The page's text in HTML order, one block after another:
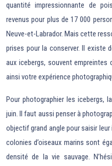
quantité impressionnante de
revenus pour plus de 17 000
Neuve-et-Labrador. Mais cette
prises pour la conserver. Il existe
aux icebergs, souvent empreintes
ainsi votre expérience
Pour photographier les icebergs,
juin. Il faut aussi penser à
objectif grand angle pour saisir
colonies d’oiseaux marins sont
densité de la vie sauvage.